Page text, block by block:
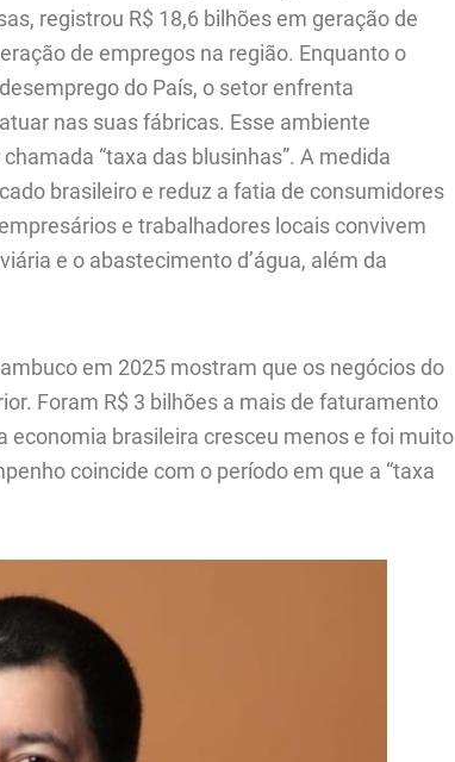
registrou R$ 18,6 bilhões em geração de
de empregos na região. Enquanto o
do País, o setor enfrenta
nas suas fábricas. Esse ambiente
“taxa das blusinhas”. A medida
brasileiro e reduz a fatia de consumidores
e trabalhadores locais convivem
e o abastecimento d’água, além da
em 2025 mostram que os negócios do
Foram R$ 3 bilhões a mais de faturamento
economia brasileira cresceu menos e foi muito
coincide com o período em que a “taxa